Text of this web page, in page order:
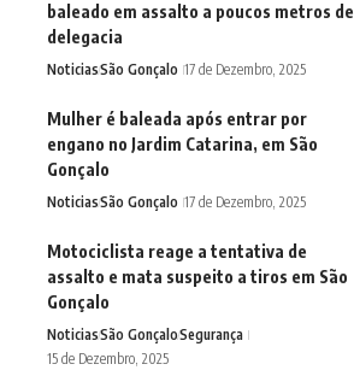
baleado em assalto a poucos metros de
delegacia
NoticiasSão Gonçalo 17 de Dezembro, 2025
Mulher é baleada após entrar por
engano no Jardim Catarina, em São
Gonçalo
NoticiasSão Gonçalo 17 de Dezembro, 2025
Motociclista reage a tentativa de
assalto e mata suspeito a tiros em São
Gonçalo
NoticiasSão GonçaloSegurança
15 de Dezembro, 2025